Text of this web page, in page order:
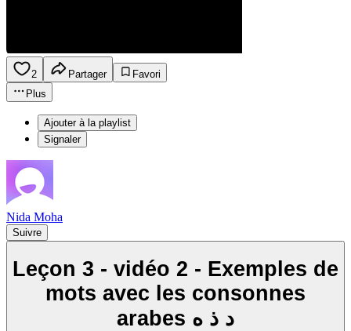
2 Partager
Favori
Plus
Ajouter à la playlist
Signaler
Nida Moha
Suivre
Leçon 3 - vidéo 2 - Exemples de
mots avec les consonnes
arabes د ذ ه